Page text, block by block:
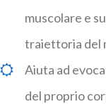
muscolare e
traiettoria del
Aiuta ad
del proprio